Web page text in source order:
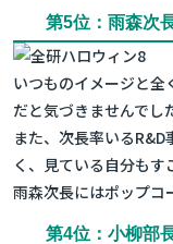
第5位：雨森次
いつものイメージと全
だと気づきませんでし
また、次長率いる
く、見ている自分も
雨森次長にはポップコ
第4位：小柳部